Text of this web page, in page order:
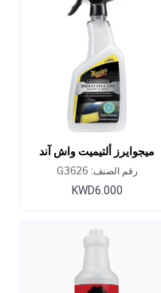
ميجوايرز ألتيميت واش آند
واكس أني وير 26 أونصة
رقم الصنف: G3626
KWD6.000